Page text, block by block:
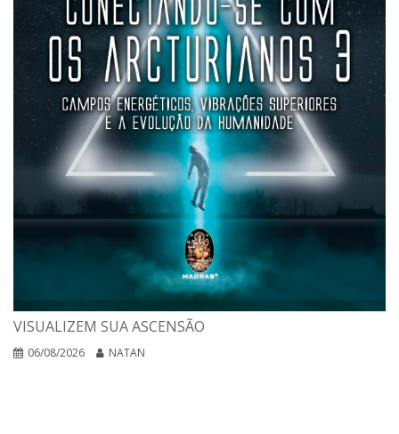
VISUALIZEM SUA ASCENSÃO
06/08/2026 NATAN